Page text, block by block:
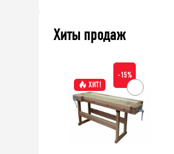
Хиты продаж
ХИТ!
-15%